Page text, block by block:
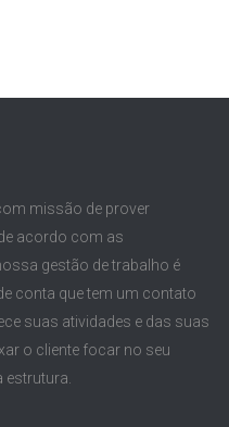
missão de prover
acordo com as
gestão de trabalho é
conta que tem um contato
suas atividades e das suas
o cliente focar no seu
estrutura.